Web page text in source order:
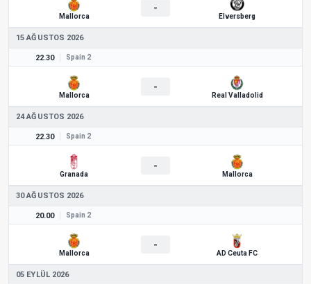
Mallorca
-
Elversberg
15 AĞUSTOS 2026
22.30 Spain 2
Mallorca
-
Real Valladolid
24 AĞUSTOS 2026
22.30 Spain 2
Granada
-
Mallorca
30 AĞUSTOS 2026
20.00 Spain 2
Mallorca
-
AD Ceuta FC
05 EYLÜL 2026